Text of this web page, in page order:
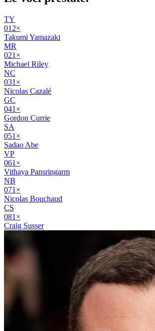
TY
01 2×
Takumi Yamazaki
MR
021 ×
Michael Riley
NC
031 ×
Nicolas Cazalé
GC
041 ×
Gordon Currie
SA
051 ×
Sadao Abe
VP
061 ×
Vithaya Pansringarm
NB
071 ×
Nicolas Bouchaud
CS
081 ×
Craig Susser